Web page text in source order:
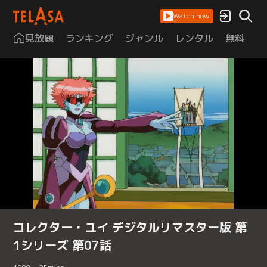
Watch now
見放題 ランキング ジャンル レンタル 無料
コレクター・ユイ デジタルリマスター版 第
1シリーズ 第07話